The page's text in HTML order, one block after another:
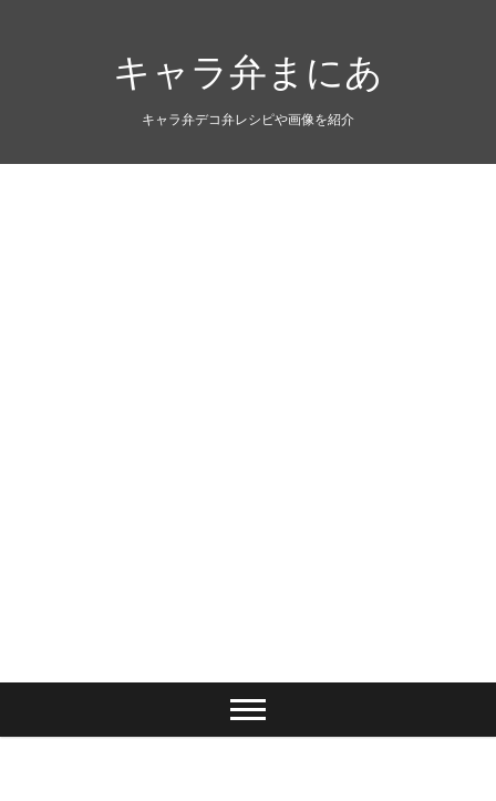
キャラ弁まにあ
キャラ弁デコ弁レシピや画像を紹介